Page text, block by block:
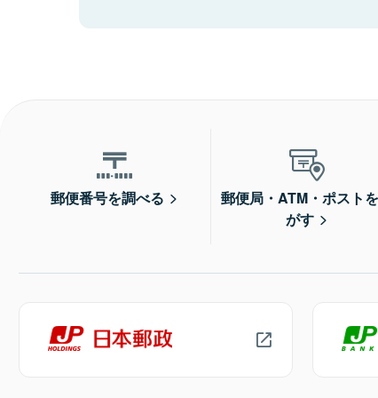
郵便番号を調べる
郵便局・ATM・ポスト
がす